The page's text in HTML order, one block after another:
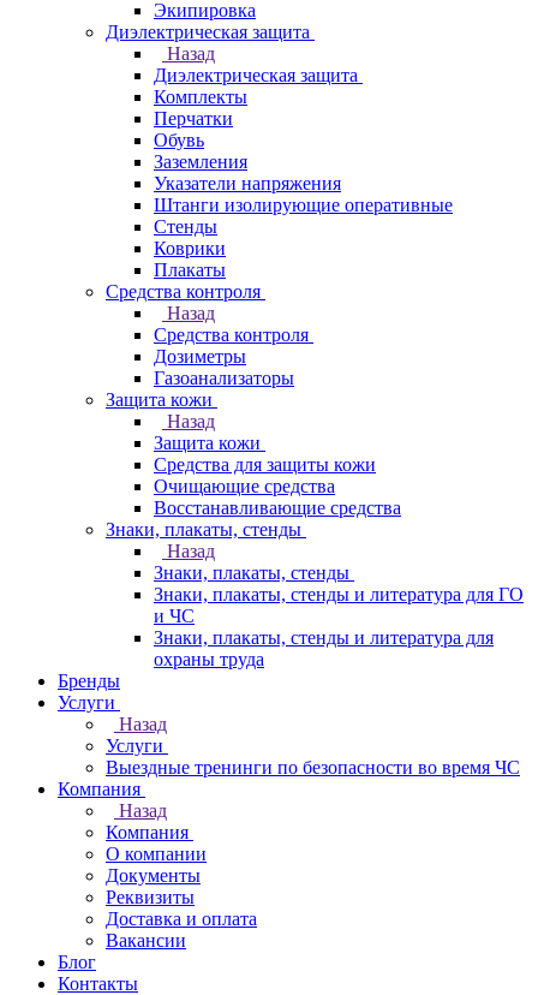
Экипировка
Диэлектрическая защита
Назад
Диэлектрическая защита
Комплекты
Перчатки
Обувь
Заземления
Указатели напряжения
Штанги изолирующие оперативные
Стенды
Коврики
Плакаты
Средства контроля
Назад
Средства контроля
Дозиметры
Газоанализаторы
Защита кожи
Назад
Защита кожи
Средства для защиты кожи
Очищающие средства
Восстанавливающие средства
Знаки, плакаты, стенды
Назад
Знаки, плакаты, стенды
Знаки, плакаты, стенды и литература для ГО
и ЧС
Знаки, плакаты, стенды и литература для
охраны труда
Бренды
Услуги
Назад
Услуги
Выездные тренинги по безопасности во время ЧС
Компания
Назад
Компания
О компании
Документы
Реквизиты
Доставка и оплата
Вакансии
Блог
Контакты